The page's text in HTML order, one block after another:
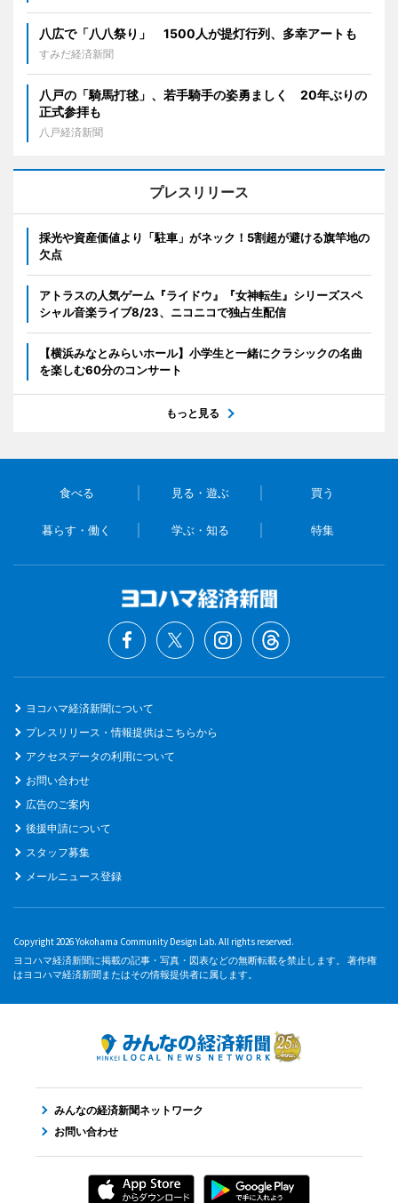
八広で「八八祭り」 1500人が提灯行列、多幸アートも
すみだ経済新聞
八戸の「騎馬打毬」、若手騎手の姿勇ましく 20年ぶりの
正式参拝も
八戸経済新聞
プレスリリース
採光や資産価値より「駐車」がネック！5割超が避ける旗竿地の
欠点
アトラスの人気ゲーム『ライドウ』『女神転生』シリーズスペ
シャル音楽ライブ8/23、ニコニコで独占生配信
【横浜みなとみらいホール】小学生と一緒にクラシックの名曲
を楽しむ60分のコンサート
もっと見る
食べる 見る・遊ぶ 買う
暮らす・働く 学ぶ・知る 特集
ヨコハマ経済新聞について
プレスリリース・情報提供はこちらから
アクセスデータの利用について
お問い合わせ
広告のご案内
後援申請について
スタッフ募集
メールニュース登録
Copyright 2026 Yokohama Community Design Lab. All rights reserved.
ヨコハマ経済新聞に掲載の記事・写真・図表などの無断転載を禁止します。 著作権
はヨコハマ経済新聞またはその情報提供者に属します。
みんなの経済新聞ネットワーク
お問い合わせ